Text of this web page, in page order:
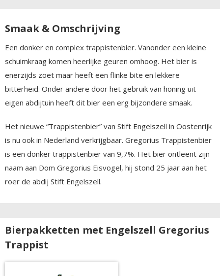
Smaak & Omschrijving
Een donker en complex trappistenbier. Vanonder een kleine
schuimkraag komen heerlijke geuren omhoog. Het bier is
enerzijds zoet maar heeft een flinke bite en lekkere
bitterheid. Onder andere door het gebruik van honing uit
eigen abdijtuin heeft dit bier een erg bijzondere smaak.
Het nieuwe “Trappistenbier” van Stift Engelszell in Oostenrijk
is nu ook in Nederland verkrijgbaar. Gregorius Trappistenbier
is een donker trappistenbier van 9,7%. Het bier ontleent zijn
naam aan Dom Gregorius Eisvogel, hij stond 25 jaar aan het
roer de abdij Stift Engelszell.
Bierpakketten met Engelszell Gregorius
Trappist